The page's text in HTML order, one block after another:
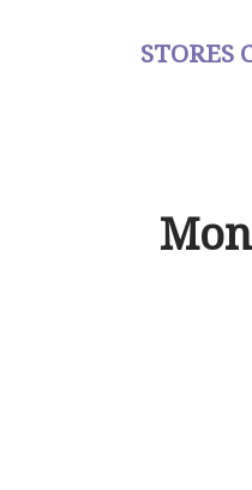
STORES